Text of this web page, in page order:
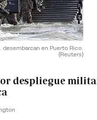
desembarcan en Puerto Rico.
(Reuters)
despliegue